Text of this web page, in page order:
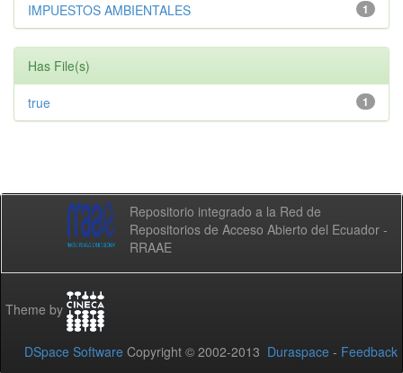
1
IMPUESTOS AMBIENTALES
Has File(s)
1
true
Repositorio integrado a la Red de
Repositorios de Acceso Abierto del Ecuador -
RRAAE
Theme by
DSpace Software Copyright © 2002-2013 Duraspace - Feedback